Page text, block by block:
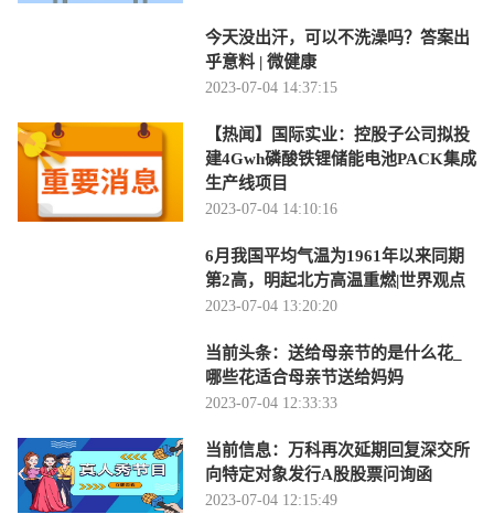
今天没出汗，可以不洗澡吗？答案出
乎意料 | 微健康
2023-07-04 14:37:15
【热闻】国际实业：控股子公司拟投
建4Gwh磷酸铁锂储能电池PACK集成
生产线项目
2023-07-04 14:10:16
6月我国平均气温为1961年以来同期
第2高，明起北方高温重燃|世界观点
2023-07-04 13:20:20
当前头条：送给母亲节的是什么花_
哪些花适合母亲节送给妈妈
2023-07-04 12:33:33
当前信息：万科再次延期回复深交所
向特定对象发行A股股票问询函
2023-07-04 12:15:49